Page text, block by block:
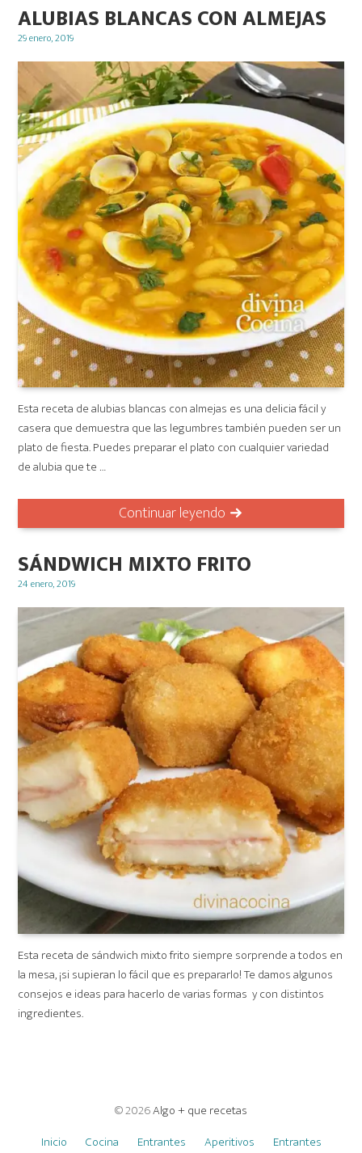
ALUBIAS BLANCAS CON ALMEJAS
Posted
29 enero, 2019
Esta receta de alubias blancas con almejas es una delicia fácil y
casera que demuestra que las legumbres también pueden ser un
plato de fiesta. Puedes preparar el plato con cualquier variedad
de alubia que te …
Continuar leyendo
SÁNDWICH MIXTO FRITO
Posted
24 enero, 2019
Esta receta de sándwich mixto frito siempre sorprende a todos en
la mesa, ¡si supieran lo fácil que es prepararlo! Te damos algunos
consejos e ideas para hacerlo de varias formas y con distintos
ingredientes.
© 2026Algo + que recetas
Inicio
Cocina Entrantes Aperitivos
Entrantes